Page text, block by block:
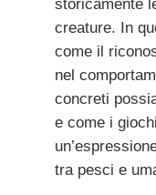
storicamente
creature. In
come il
nel
concreti
e come i
tra pesci e